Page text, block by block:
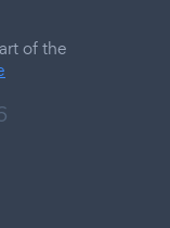
of the